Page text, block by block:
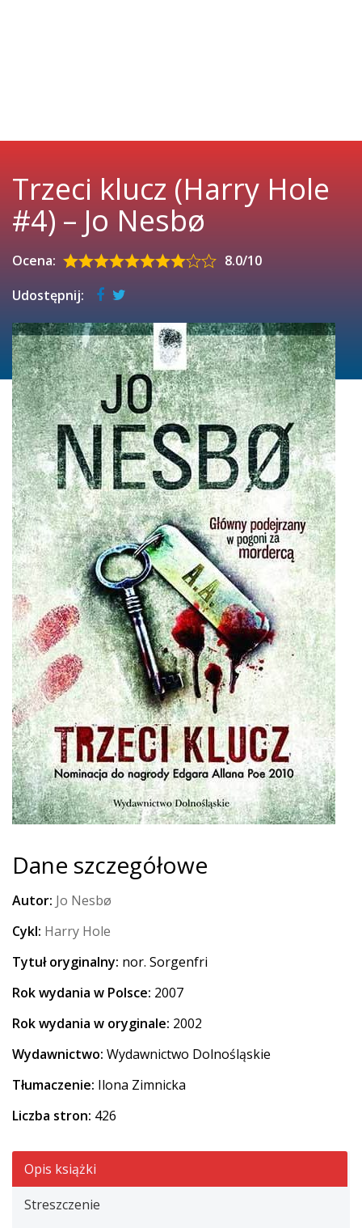
Trzeci klucz (Harry Hole
#4) – Jo Nesbø
Ocena:
8.0/10
Udostępnij:
Dane szczegółowe
Autor: Jo Nesbø
Cykl: Harry Hole
Tytuł oryginalny: nor. Sorgenfri
Rok wydania w Polsce: 2007
Rok wydania w oryginale: 2002
Wydawnictwo: Wydawnictwo Dolnośląskie
Tłumaczenie: Ilona Zimnicka
Liczba stron: 426
Opis książki
Streszczenie